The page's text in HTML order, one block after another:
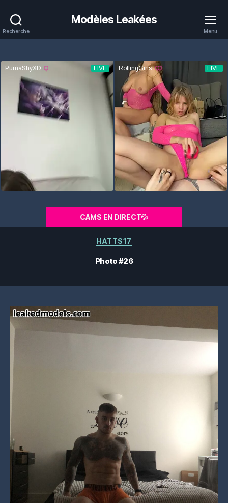
Recherche
Modèles Leakées
Menu
CAMS EN DIRECT💦
Catégories
HATTS17
Photo #26